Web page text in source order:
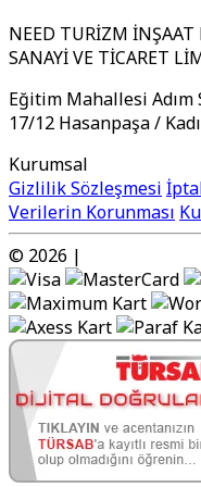
NEED TURİZM
SANAYİ VE TİCARET
Eğitim Mahallesi Adım
17/12 Hasanpaşa /
Kurumsal
Gizlilik Sözleşmesi
Verilerin Korunması
© 2026 |